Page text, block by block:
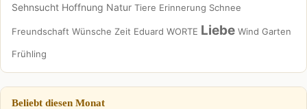
Sehnsucht Hoffnung Natur Tiere Erinnerung Schnee
Freundschaft Wünsche Zeit Eduard WORTE Liebe Wind Garten
Frühling
Beliebt diesen Monat